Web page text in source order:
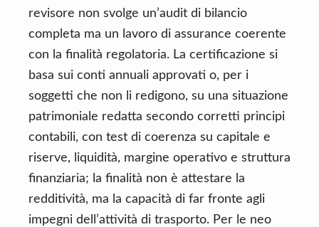
revisore non svolge un’audit di bilancio
completa ma un lavoro di assurance coerente
con la finalità regolatoria. La certificazione si
basa sui conti annuali approvati o, per i
soggetti che non li redigono, su una situazione
patrimoniale redatta secondo corretti principi
contabili, con test di coerenza su capitale e
riserve, liquidità, margine operativo e struttura
finanziaria; la finalità non è attestare la
redditività, ma la capacità di far fronte agli
impegni dell’attività di trasporto. Per le neo